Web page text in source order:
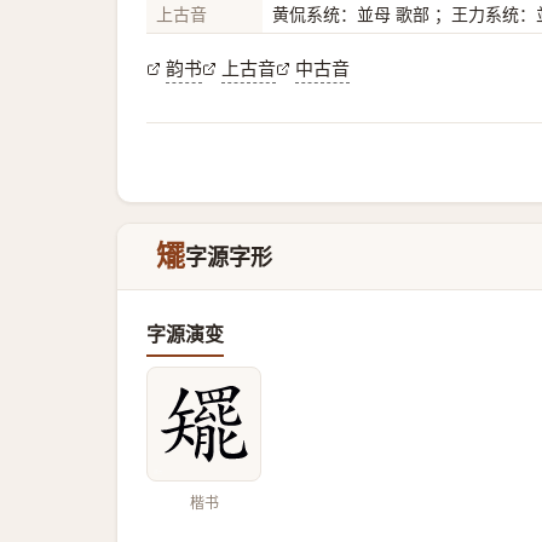
上古音 黄侃系统：並母 歌部 ；王力系统：
韵书 上古音 中古音
矲字源字形
字源演变
楷书